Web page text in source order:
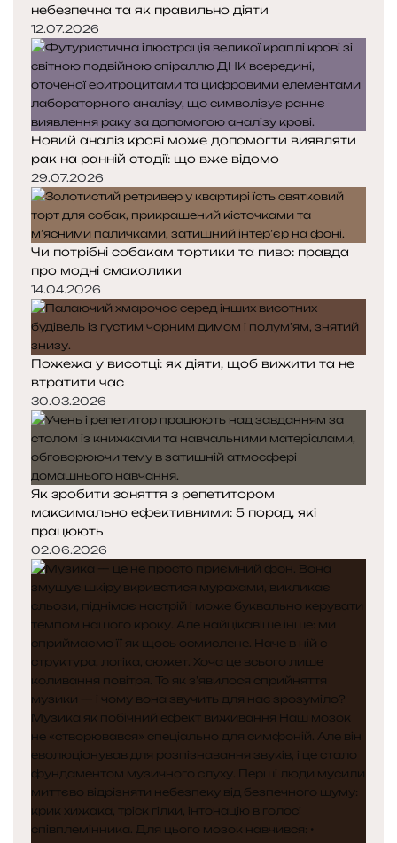
небезпечна та як правильно діяти
12.07.2026
Новий аналіз крові може допомогти виявляти
рак на ранній стадії: що вже відомо
29.07.2026
Чи потрібні собакам тортики та пиво: правда
про модні смаколики
14.04.2026
Пожежа у висотці: як діяти, щоб вижити та не
втратити час
30.03.2026
Як зробити заняття з репетитором
максимально ефективними: 5 порад, які
працюють
02.06.2026